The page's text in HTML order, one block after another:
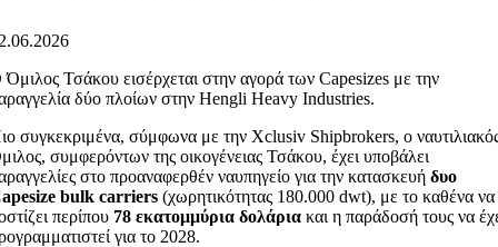
Τσάκου εισέρχεται στην αγορά των Capesizes με την
δύο πλοίων στην Hengli Heavy Industries.
συγκεκριμένα, σύμφωνα με την Xclusiv Shipbrokers, ο
συμφερόντων της οικογένειας Τσάκου, έχει υποβάλει
στο προαναφερθέν ναυπηγείο για την κατασκευή δυο
bulk carriers (χωρητικότητας 180.000 dwt), με το καθένα να
περίπου 78 εκατομμύρια δολάρια και η παράδοσή τους να
για το 2028.